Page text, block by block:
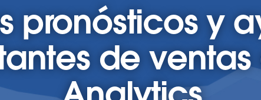
pronósticos y
de ventas